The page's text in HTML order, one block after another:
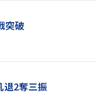
突破
退2奪三振